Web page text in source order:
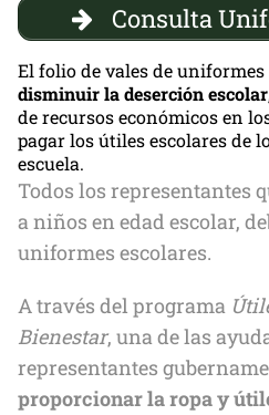
Consulta
El folio de vales de uniformes
disminuir la deserción escolar
de recursos económicos en
pagar los útiles escolares de
escuela.
Todos los representantes
a niños en edad escolar,
uniformes escolares.
A través del programa
Bienestar, una de las
representantes
proporcionar la ropa y